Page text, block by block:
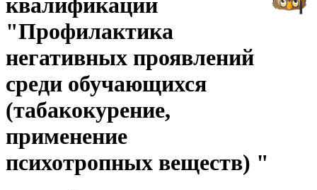
квалификации
"Профилактика
негативных проявлений
среди обучающихся
(табакокурение,
применение
психотропных веществ) "